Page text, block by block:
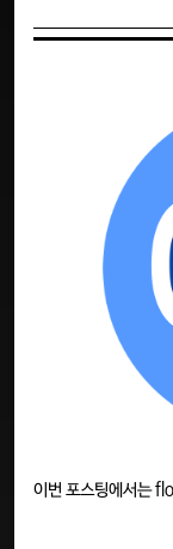
이번 포스팅에서는